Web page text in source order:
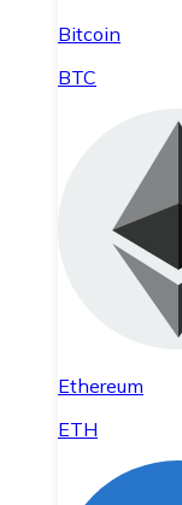
Bitcoin
BTC
Ethereum
ETH